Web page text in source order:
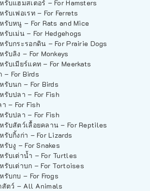
รับแฮมสเตอร์ – For Hamsters
รับเฟอเรท – For Ferrets
รับหนู – For Rats and Mice
รับเม่น – For Hedgehogs
รับกระรอกดิน – For Prairie Dogs
รับลิง – For Monkeys
รับเมียร์แคท – For Meerkats
– For Birds
รับนก – For Birds
รับปลา – For Fish
– For Fish
รับปลา – For Fish
รับสัตว์เลื้อยคลาน – For Reptiles
รับกิ้งก่า – For Lizards
รับงู – For Snakes
รับเต่าน้ำ – For Turtles
รับเต่าบก – For Tortoises
รับกบ – For Frogs
สัตว์ – All Animals